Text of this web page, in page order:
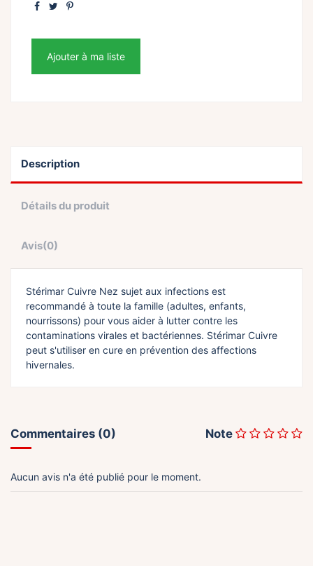
Ajouter à ma liste
Description
Détails du produit
Avis(0)
Stérimar Cuivre Nez sujet aux infections est
recommandé à toute la famille (adultes, enfants,
nourrissons) pour vous aider à lutter contre les
contaminations virales et bactériennes. Stérimar Cuivre
peut s'utiliser en cure en prévention des affections
hivernales.
Note
Commentaires (0)
Aucun avis n'a été publié pour le moment.